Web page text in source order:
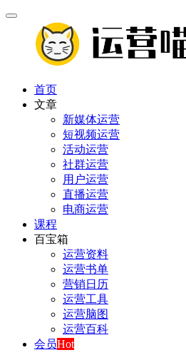
首页
文章
新媒体运营
短视频运营
活动运营
社群运营
用户运营
直播运营
电商运营
课程
百宝箱
运营资料
运营书单
营销日历
运营工具
运营脑图
运营百科
会员Hot